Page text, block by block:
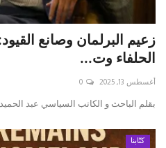
زعيم البرلمان وصانع
الحلفاء وت...
أغسطس 13, 2025 0
بقلم الباحث و الكاتب السياسي عبد
كتّابنا